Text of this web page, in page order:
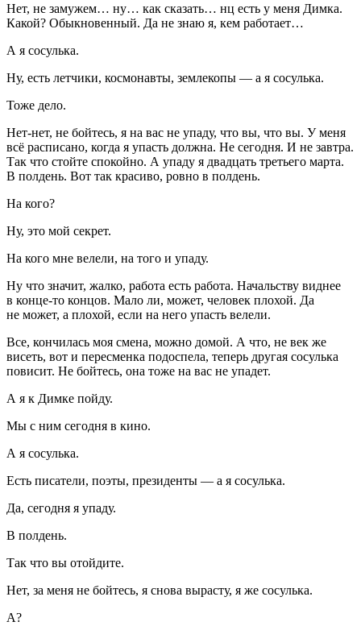
Нет, не замужем… ну… как сказать… нц есть у меня Димка.
Какой? Обыкновенный. Да не знаю я, кем работает…
А я сосулька.
Ну, есть летчики, космонавты, землекопы — а я сосулька.
Тоже дело.
Нет-нет, не бойтесь, я на вас не упаду, что вы, что вы. У меня
всё расписано, когда я упасть должна. Не сегодня. И не завтра.
Так что стойте спокойно. А упаду я двадцать третьего марта.
В полдень. Вот так красиво, ровно в полдень.
На кого?
Ну, это мой секрет.
На кого мне велели, на того и упаду.
Ну что значит, жалко, работа есть работа. Начальству виднее
в конце-то концов. Мало ли, может, человек плохой. Да
не может, а плохой, если на него упасть велели.
Все, кончилась моя смена, можно домой. А что, не век же
висеть, вот и пересменка подоспела, теперь другая сосулька
повисит. Не бойтесь, она тоже на вас не упадет.
А я к Димке пойду.
Мы с ним сегодня в кино.
А я сосулька.
Есть писатели, поэты, президенты — а я сосулька.
Да, сегодня я упаду.
В полдень.
Так что вы отойдите.
Нет, за меня не бойтесь, я снова вырасту, я же сосулька.
А?